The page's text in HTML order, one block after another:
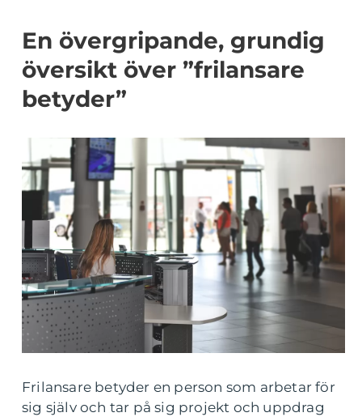
En övergripande, grundig
översikt över ”frilansare
betyder”
Frilansare betyder en person som arbetar för
sig själv och tar på sig projekt och uppdrag